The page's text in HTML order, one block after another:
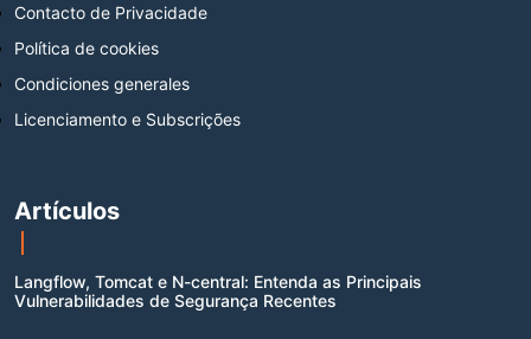
Contacto de Privacidade
Política de cookies
Condiciones generales
Licenciamento e Subscrições
Artículos
Langflow, Tomcat e N-central: Entenda as Principais
Vulnerabilidades de Segurança Recentes